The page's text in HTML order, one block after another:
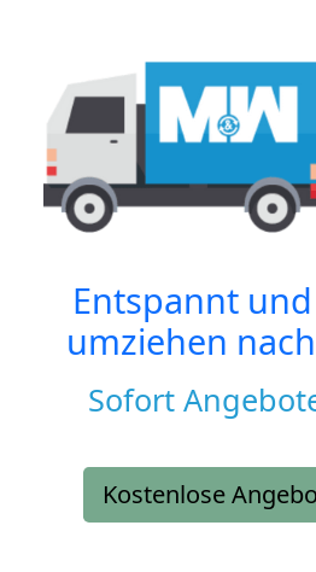
Entspannt
umziehen nach
Sofort
Kostenlose